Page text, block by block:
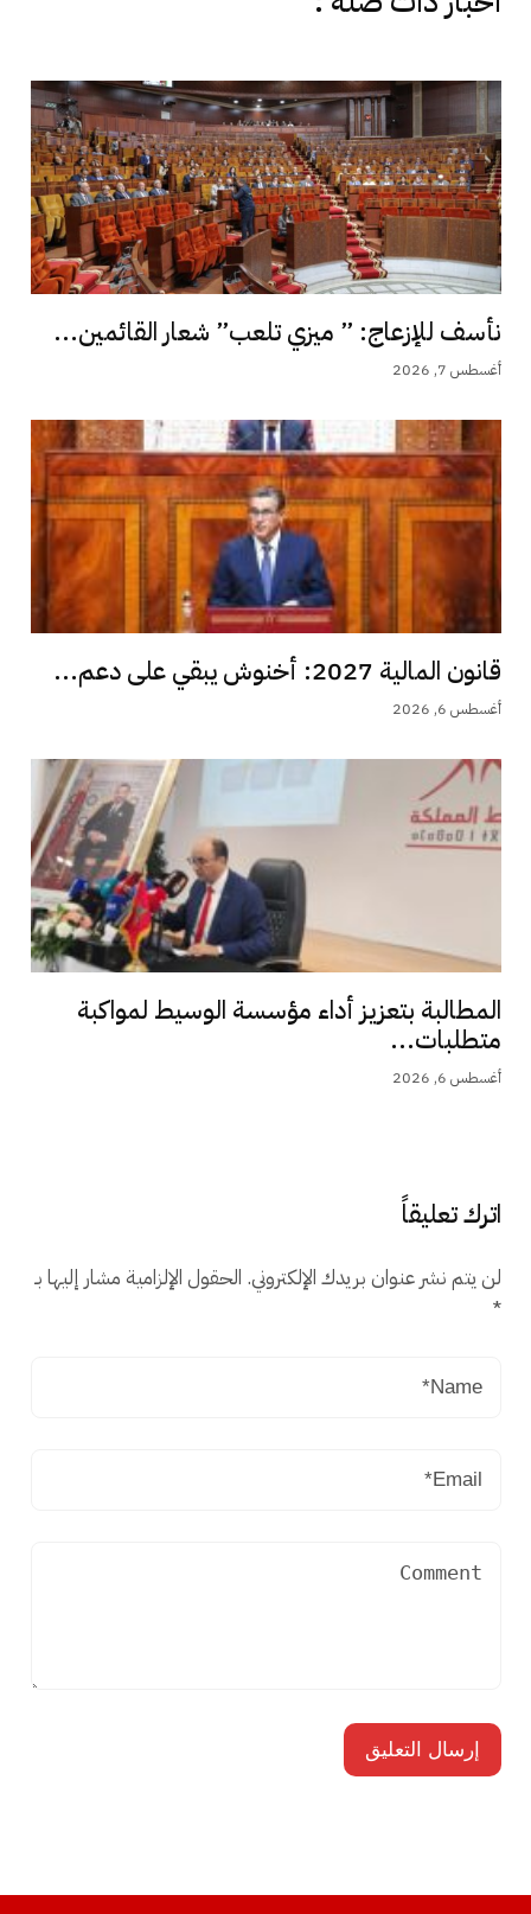
نأسف للإزعاج: ” ميزي تلعب” شعار القائمين...
أغسطس 7, 2026
قانون المالية 2027: أخنوش يبقي على دعم...
أغسطس 6, 2026
المطالبة بتعزيز أداء مؤسسة الوسيط لمواكبة
متطلبات...
أغسطس 6, 2026
اترك تعليقاً
لن يتم نشر عنوان بريدك الإلكتروني. الحقول الإلزامية مشار إليها بـ
*